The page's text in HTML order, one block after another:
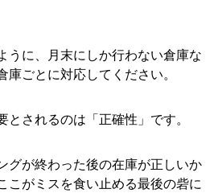
うに、月末にしか行わない倉庫な
庫ごとに対応してください。
とされるのは「正確性」です。
グが終わった後の在庫が正しいか
こがミスを食い止める最後の砦に